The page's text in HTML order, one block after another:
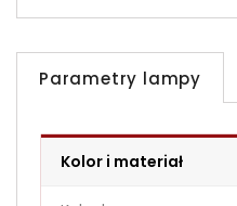
Parametry lampy
Kolor i materiał